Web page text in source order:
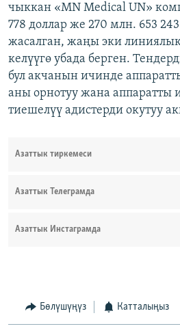
чыккан «MN Medical UN»
778 доллар же 270 млн. 653
жасалган, жаңы эки линиялык
келүүгө убада берген.
бул акчанын ичинде
аны орнотуу жана аппаратты
тиешелүү адистерди окутуу
Азаттык тиркемеси
Азаттык Телеграмда
Азаттык Инстаграмда
Бөлүшүңүз Катталыңыз